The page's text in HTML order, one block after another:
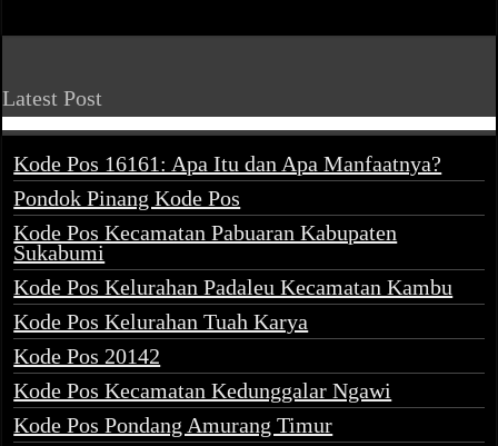
Latest Post
Kode Pos 16161: Apa Itu dan Apa Manfaatnya?
Pondok Pinang Kode Pos
Kode Pos Kecamatan Pabuaran Kabupaten
Sukabumi
Kode Pos Kelurahan Padaleu Kecamatan Kambu
Kode Pos Kelurahan Tuah Karya
Kode Pos 20142
Kode Pos Kecamatan Kedunggalar Ngawi
Kode Pos Pondang Amurang Timur